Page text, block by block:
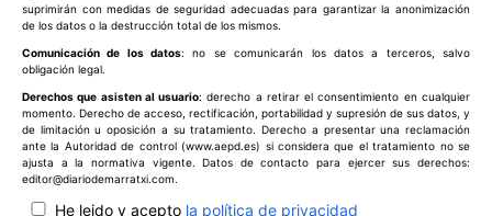
suprimirán con medidas de seguridad adecuadas para garantizar la anonimización
de los datos o la destrucción total de los mismos.
Comunicación de los datos: no se comunicarán los datos a terceros, salvo
obligación legal.
Derechos que asisten al usuario: derecho a retirar el consentimiento en cualquier
momento. Derecho de acceso, rectificación, portabilidad y supresión de sus datos, y
de limitación u oposición a su tratamiento. Derecho a presentar una reclamación
ante la Autoridad de control (www.aepd.es) si considera que el tratamiento no se
ajusta a la normativa vigente. Datos de contacto para ejercer sus derechos:
editor@diariodemarratxi.com.
He leido y acepto la política de privacidad